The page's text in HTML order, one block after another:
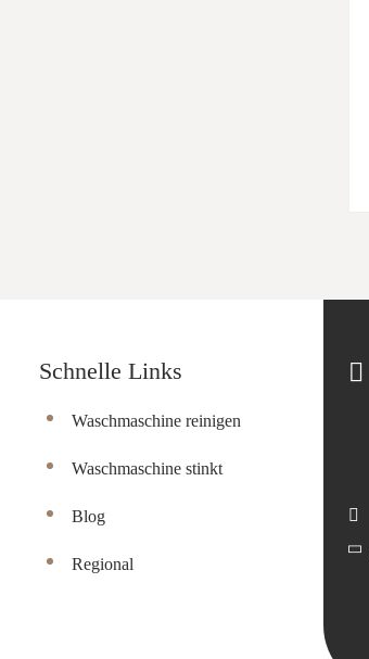
Schnelle Links
Waschmaschine reinigen
Waschmaschine stinkt
Blog
Regional